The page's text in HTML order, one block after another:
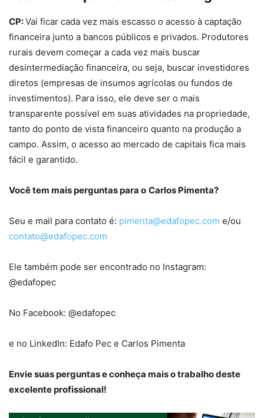
CP:Vai ficar cada vez mais escasso o acesso à captação
financeira junto a bancos públicos e privados. Produtores
rurais devem começar a cada vez mais buscar
desintermediação financeira, ou seja, buscar investidores
diretos (empresas de insumos agrícolas ou fundos de
investimentos). Para isso, ele deve ser o mais
transparente possível em suas atividades na propriedade,
tanto do ponto de vista financeiro quanto na produção a
campo. Assim, o acesso ao mercado de capitais fica mais
fácil e garantido.
Você tem mais perguntas para o Carlos Pimenta?
Seu e mail para contato é: pimenta@edafopec.com e/ou
contato@edafopec.com
Ele também pode ser encontrado no Instagram:
@edafopec
No Facebook: @edafopec
e no LinkedIn: Edafo Pec e Carlos Pimenta
Envie suas perguntas e conheça mais o trabalho deste
excelente profissional!